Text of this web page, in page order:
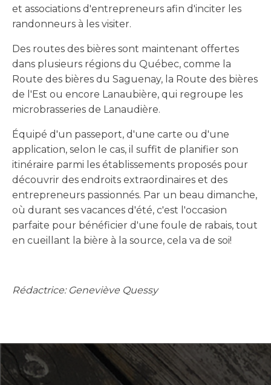
et associations d'entrepreneurs afin d'inciter les
randonneurs à les visiter.
Des routes des bières sont maintenant offertes
dans plusieurs régions du Québec, comme la
Route des bières du Saguenay, la Route des bières
de l'Est ou encore Lanaubière, qui regroupe les
microbrasseries de Lanaudière.
Équipé d'un passeport, d'une carte ou d'une
application, selon le cas, il suffit de planifier son
itinéraire parmi les établissements proposés pour
découvrir des endroits extraordinaires et des
entrepreneurs passionnés. Par un beau dimanche,
où durant ses vacances d'été, c'est l'occasion
parfaite pour bénéficier d'une foule de rabais, tout
en cueillant la bière à la source, cela va de soi!
Rédactrice: Geneviève Quessy